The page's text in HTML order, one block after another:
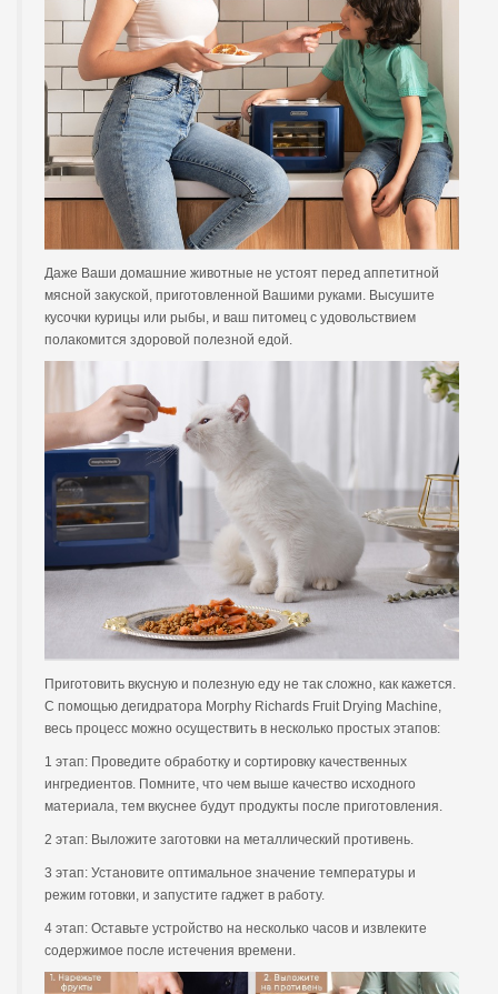
Даже Ваши домашние животные не устоят перед аппетитной
мясной закуской, приготовленной Вашими руками. Высушите
кусочки курицы или рыбы, и ваш питомец с удовольствием
полакомится здоровой полезной едой.
Приготовить вкусную и полезную еду не так сложно, как кажется.
С помощью дегидратора Morphy Richards Fruit Drying Machine,
весь процесс можно осуществить в несколько простых этапов:
1 этап: Проведите обработку и сортировку качественных
ингредиентов. Помните, что чем выше качество исходного
материала, тем вкуснее будут продукты после приготовления.
2 этап: Выложите заготовки на металлический противень.
3 этап: Установите оптимальное значение температуры и
режим готовки, и запустите гаджет в работу.
4 этап: Оставьте устройство на несколько часов и извлеките
содержимое после истечения времени.